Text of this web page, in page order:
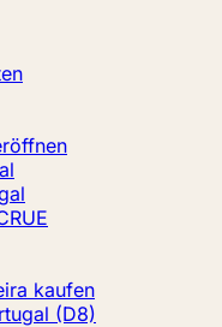
kaufen
(D8)